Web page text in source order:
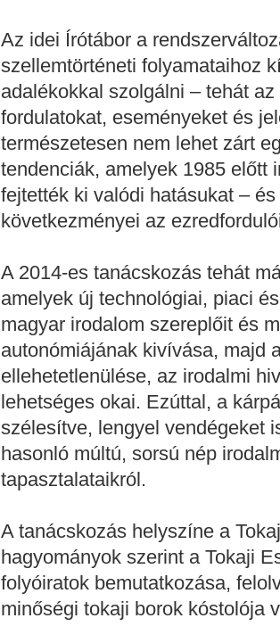
Az idei Írótábor a
szellemtörténeti folyamataihoz
adalékokkal szolgálni – tehát
fordulatokat, eseményeket és
természetesen nem lehet zárt
tendenciák, amelyek 1985 előtt
fejtették ki valódi hatásukat –
következményei az
A 2014-es tanácskozás tehát
amelyek új technológiai, piaci
magyar irodalom szereplőit és
autonómiájának kivívása, majd
ellehetetlenülése, az irodalmi
lehetséges okai. Ezúttal, a
szélesítve, lengyel vendégeket
hasonló múltú, sorsú nép
tapasztalataikról.
A tanácskozás helyszíne a
hagyományok szerint a Tokaji
folyóiratok bemutatkozása,
minőségi tokaji borok kóstolója